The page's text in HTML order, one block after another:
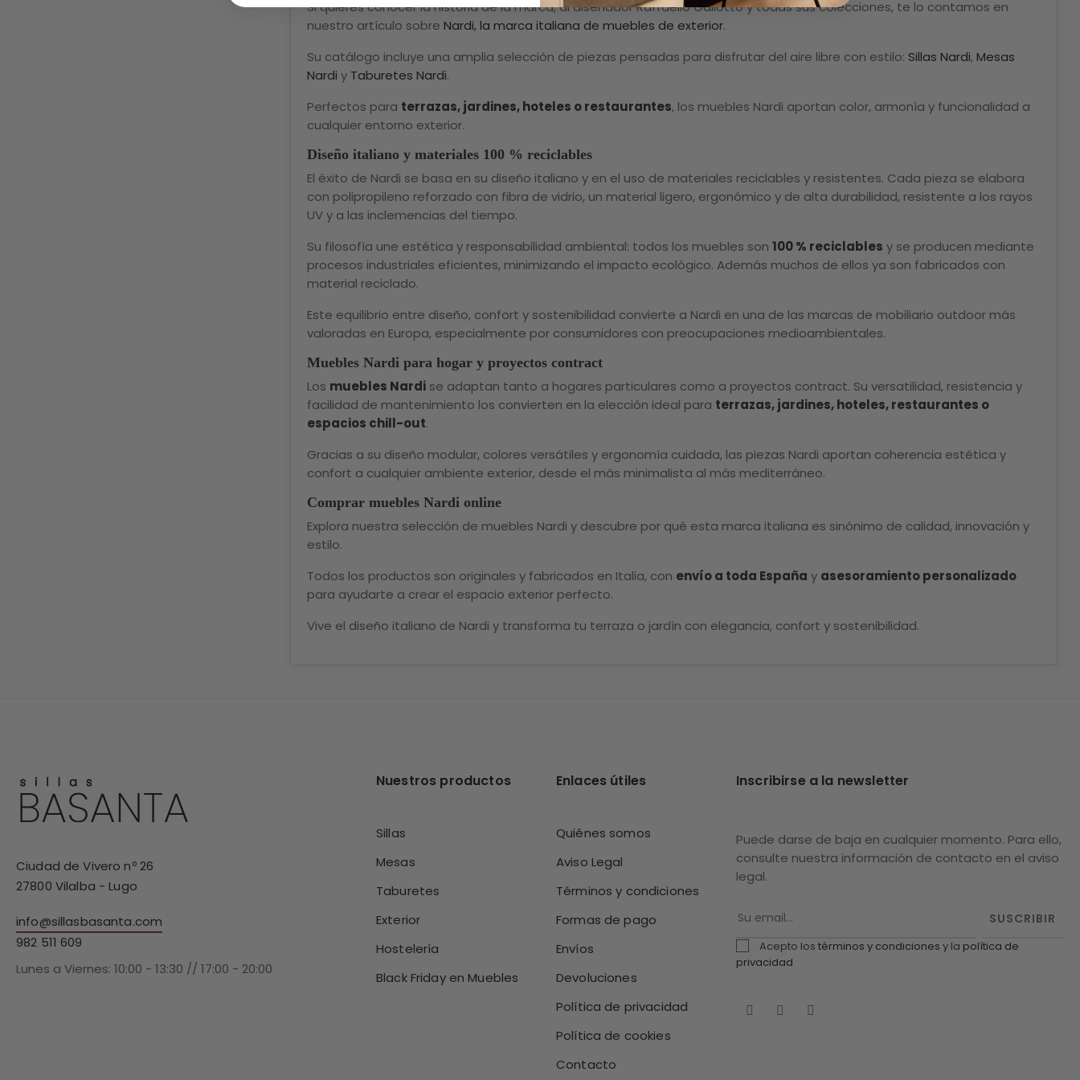
Si quieres conocer la historia de la marca, al diseñador Raffaello Galiotto y todas sus colecciones, te lo contamos en
nuestro artículo sobre Nardi, la marca italiana de muebles de exterior.
Su catálogo incluye una amplia selección de piezas pensadas para disfrutar del aire libre con estilo: Sillas Nardi, Mesas
Nardi y Taburetes Nardi.
Perfectos para terrazas, jardines, hoteles o restaurantes, los muebles Nardi aportan color, armonía y funcionalidad a
cualquier entorno exterior.
Diseño italiano y materiales 100 % reciclables
El éxito de Nardi se basa en su diseño italiano y en el uso de materiales reciclables y resistentes. Cada pieza se elabora
con polipropileno reforzado con fibra de vidrio, un material ligero, ergonómico y de alta durabilidad, resistente a los rayos
UV y a las inclemencias del tiempo.
Su filosofía une estética y responsabilidad ambiental: todos los muebles son 100 % reciclables y se producen mediante
procesos industriales eficientes, minimizando el impacto ecológico. Además muchos de ellos ya son fabricados con
material reciclado.
Este equilibrio entre diseño, confort y sostenibilidad convierte a Nardi en una de las marcas de mobiliario outdoor más
valoradas en Europa, especialmente por consumidores con preocupaciones medioambientales.
Muebles Nardi para hogar y proyectos contract
Los muebles Nardise adaptan tanto a hogares particulares como a proyectos contract. Su versatilidad, resistencia y
facilidad de mantenimiento los convierten en la elección ideal para terrazas, jardines, hoteles, restaurantes o
espacios chill-out.
Gracias a su diseño modular, colores versátiles y ergonomía cuidada, las piezas Nardi aportan coherencia estética y
confort a cualquier ambiente exterior, desde el más minimalista al más mediterráneo.
Comprar muebles Nardi online
Explora nuestra selección de muebles Nardi y descubre por qué esta marca italiana es sinónimo de calidad, innovación y
estilo.
Todos los productos son originales y fabricados en Italia, con envío a toda España y asesoramiento personalizado
para ayudarte a crear el espacio exterior perfecto.
Vive el diseño italiano de Nardi y transforma tu terraza o jardín con elegancia, confort y sostenibilidad.
Ciudad de Vivero nº 26
27800 Vilalba - Lugo
info@sillasbasanta.com
982 511 609
Lunes a Viernes: 10:00 - 13:30 // 17:00 - 20:00
Nuestros productos
Sillas
Mesas
Taburetes
Exterior
Hostelería
Black Friday en Muebles
Enlaces útiles
Quiénes somos
Aviso Legal
Términos y condiciones
Formas de pago
Envíos
Devoluciones
Política de privacidad
Política de cookies
Contacto
Inscribirse a la newsletter
Puede darse de baja en cualquier momento. Para ello,
consulte nuestra información de contacto en el aviso
legal.
SUSCRIBIR
Acepto los términos y condiciones y la política de
privacidad
FacebookTwitter